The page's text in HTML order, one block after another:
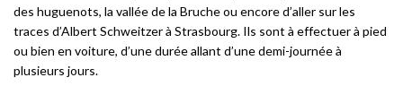
des huguenots, la vallée de la Bruche ou encore d’aller sur les
traces d’Albert Schweitzer à Strasbourg. Ils sont à effectuer à pied
ou bien en voiture, d’une durée allant d’une demi-journée à
plusieurs jours.